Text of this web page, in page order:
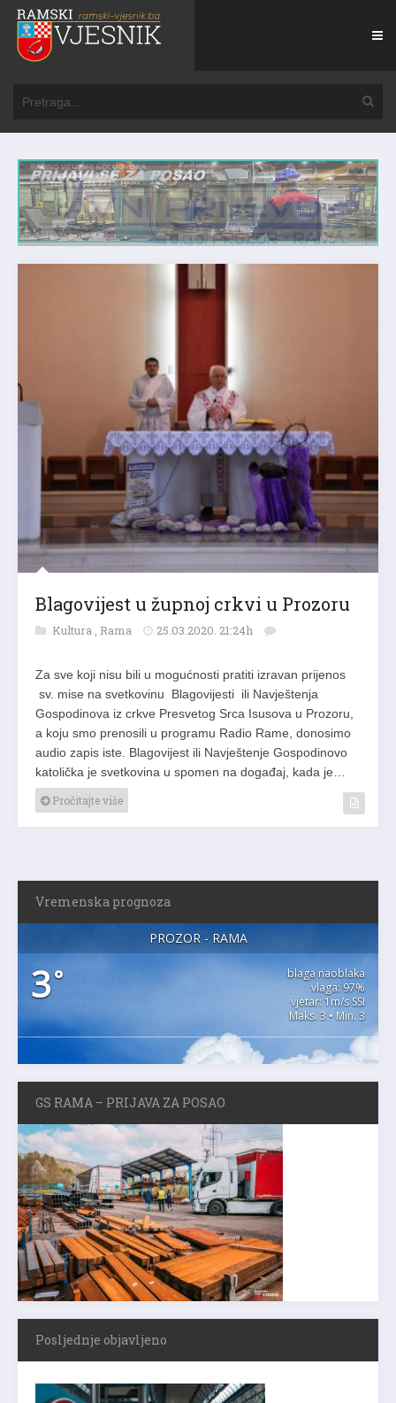
Blagovijest u župnoj crkvi u Prozoru
Kultura, Rama 25.03.2020. 21:24h
Za sve koji nisu bili u mogućnosti pratiti izravan prijenos
sv. mise na svetkovinu Blagovijesti ili Navještenja
Gospodinova iz crkve Presvetog Srca Isusova u Prozoru,
a koju smo prenosili u programu Radio Rame, donosimo
audio zapis iste. Blagovijest ili Navještenje Gospodinovo
katolička je svetkovina u spomen na događaj, kada je…
Pročitajte više
Vremenska prognoza
PROZOR - RAMA
3°
blaga naoblaka
vlaga: 97%
vjetar: 1m/s SSI
Maks. 3 • Min. 3
GS RAMA – PRIJAVA ZA POSAO
Posljednje objavljeno